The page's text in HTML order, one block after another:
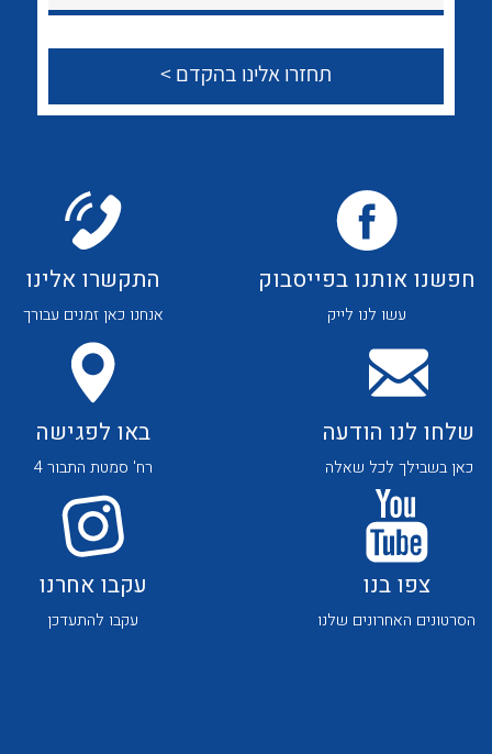
לכל מוצרי היצרן לכל מוצרי היצרן
לכל מוצרי היצרן לכל מוצרי היצרן
חפשנו אותנו בפייסבוק
עשו לנו לייק
התקשרו אלינו
אנחנו כאן זמנים עבורך
שלחו לנו הודעה
כאן בשבילך לכל שאלה
באו לפגישה
רח' סמטת התבור 4
צפו בנו
הסרטונים האחרונים שלנו
עקבו אחרנו
עקבו להתעדכן